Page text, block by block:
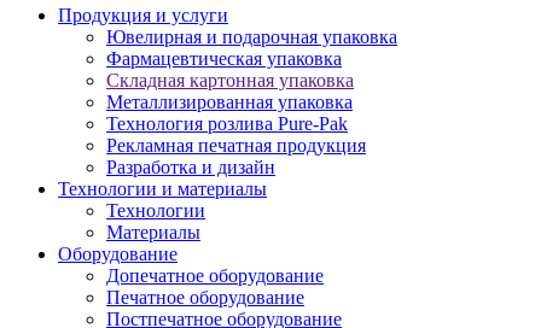
Продукция и услуги
Ювелирная и подарочная упаковка
Фармацевтическая упаковка
Складная картонная упаковка
Металлизированная упаковка
Технология розлива Pure-Pak
Рекламная печатная продукция
Разработка и дизайн
Технологии и материалы
Технологии
Материалы
Оборудование
Допечатное оборудование
Печатное оборудование
Постпечатное оборудование